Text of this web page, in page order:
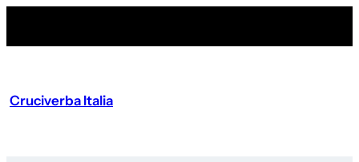
Cruciverba Italia